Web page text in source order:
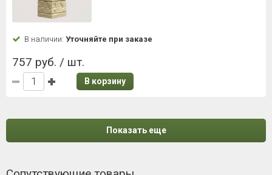
В наличии: Уточняйте при заказе
757 руб. / шт.
В корзину
Показать еще